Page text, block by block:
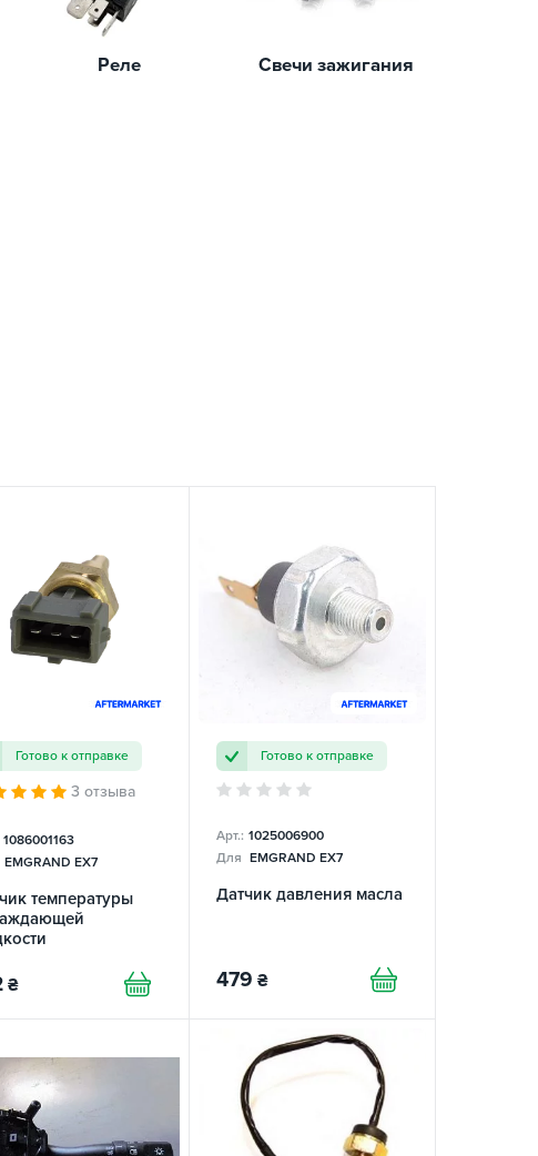
Реле Свечи зажигания
Готово к отправке
3 отзыва
1086001163
EMGRAND EX7
температуры
₴
Готово к отправке
Арт.: 1025006900
Для EMGRAND EX7
Датчик давления масла
479 ₴